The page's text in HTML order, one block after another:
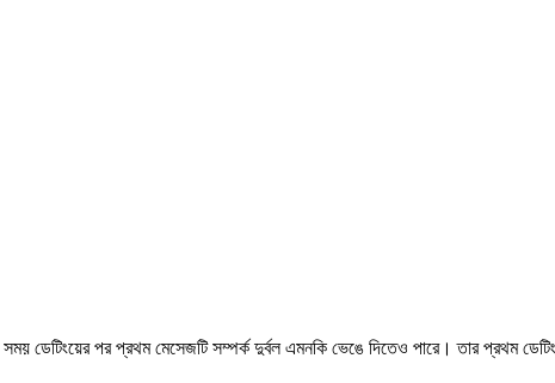
ডেটিংয়ের পর প্রথম মেসেজটি সম্পর্ক দুর্বল এমনকি ভেঙে দিতেও পারে। তার প্রথম ডেটিং